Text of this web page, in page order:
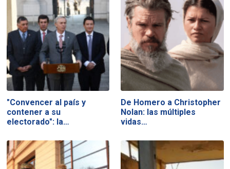
"Convencer al país y
contener a su
electorado": la…
De Homero a Christopher
Nolan: las múltiples
vidas…